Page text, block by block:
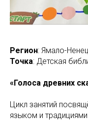
Регион: Ямало-
Точка: Детская
«Голоса древних
Цикл занятий
языком и